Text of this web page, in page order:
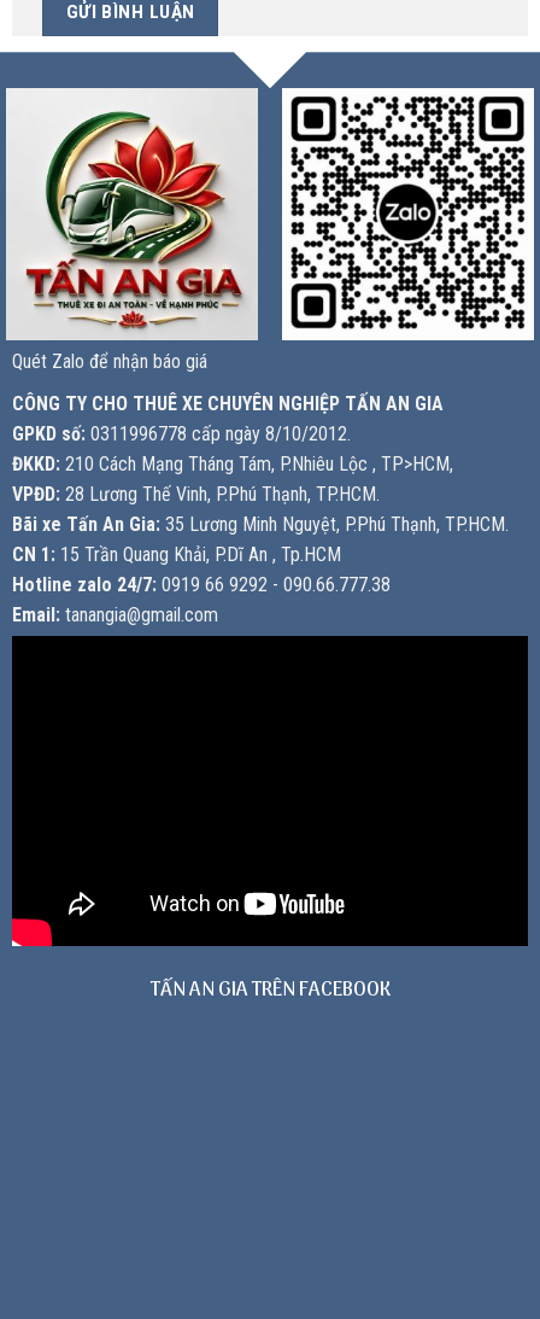
Quét Zalo để nhận báo giá
CÔNG TY CHO THUÊ XE CHUYÊN NGHIỆP TẤN AN GIA
GPKD số: 0311996778 cấp ngày 8/10/2012.
ĐKKD: 210 Cách Mạng Tháng Tám, P.Nhiêu Lộc , TP>HCM,
VPĐD: 28 Lương Thế Vinh, P.Phú Thạnh, TP.HCM.
Bãi xe Tấn An Gia: 35 Lương Minh Nguyệt, P.Phú Thạnh, TP.HCM.
CN 1: 15 Trần Quang Khải, P.Dĩ An , Tp.HCM
Hotline zalo 24/7: 0919 66 9292 - 090.66.777.38
Email: tanangia@gmail.com
TẤN AN GIA TRÊN FACEBOOK